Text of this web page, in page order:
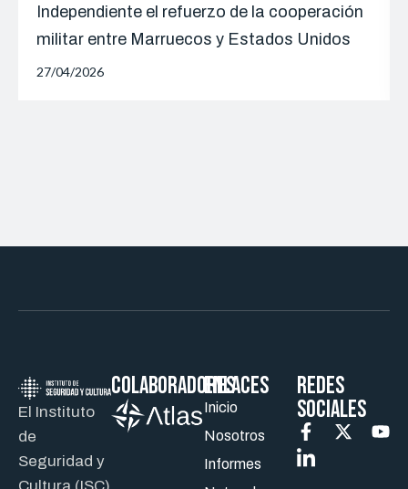
Independiente el refuerzo de la cooperación
militar entre Marruecos y Estados Unidos
27/04/2026
El Instituto
de
Seguridad y
ColaboradoresENLACES
Inicio
Nosotros
Informes
REDES
SOCIALES